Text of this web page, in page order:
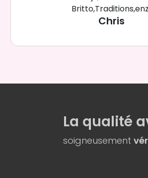
Chris
La qualité
soigneusement